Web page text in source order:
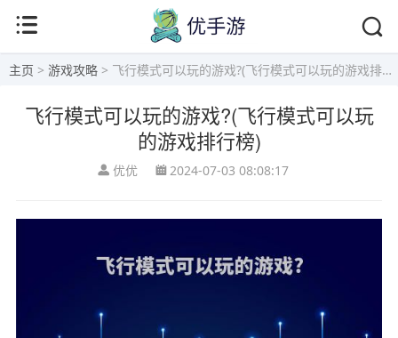
主页 > 游戏攻略 > 飞行模式可以玩的游戏?(飞行模式可以玩的游戏排行榜)
飞行模式可以玩的游戏?(飞行模式可以玩
的游戏排行榜)
优优 2024-07-03 08:08:17